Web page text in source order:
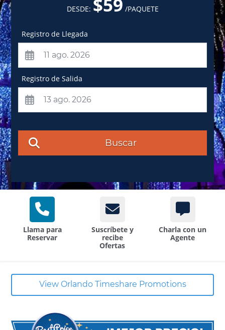
DESDE: /PAQUETE
Registro de Llegada
Registro de Salida
Buscar
Llama para
Reservar
Suscríbete y
recibe
Ofertas
Charla con un
Agente
View Orlando Timeshare Promotions